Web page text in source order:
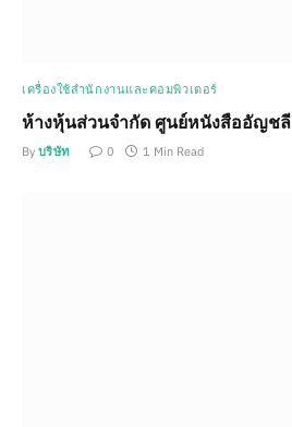
เครื่องใช้สำนักงานและคอมพิวเตอร์
ห้างหุ้นส่วนจำกัด ศูนย์หนังสืออัญชลี
By บริษัท 0 1 Min Read